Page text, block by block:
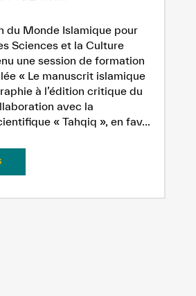
du Monde Islamique pour
Sciences et la Culture
une session de formation
« Le manuscrit islamique
à l’édition critique du
avec la
« Tahqiq », en fav...